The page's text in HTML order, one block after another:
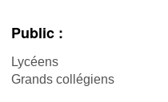
Public :
Lycéens
Grands collégiens